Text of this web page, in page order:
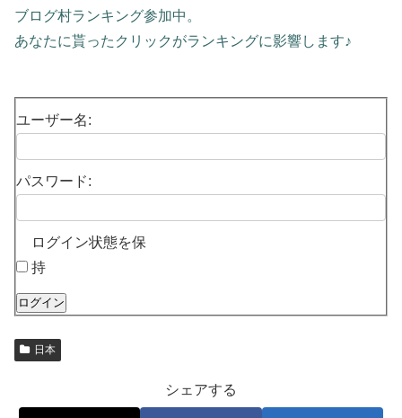
ブログ村ランキング参加中。
あなたに貰ったクリックがランキングに影響します♪
ユーザー名:
パスワード:
ログイン状態を保
持
ログイン
日本
シェアする